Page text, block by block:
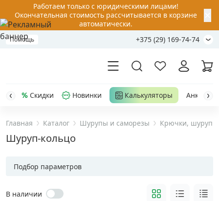
Работаем только с юридическими лицами!
Окончательная стоимость рассчитывается в корзине
автоматически.
Помощь +375 (29) 169-74-74
Акции
Скидки Новинки Калькуляторы Анкер-
Главная Каталог Шурупы и саморезы Крючки, шурупы
Шуруп-кольцо
Подбор параметров
В наличии